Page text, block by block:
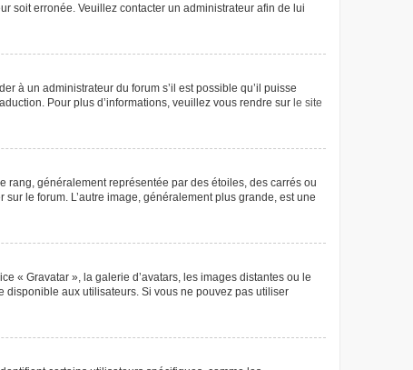
soit erronée. Veuillez contacter un administrateur afin de lui
à un administrateur du forum s’il est possible qu’il puisse
Pour plus d’informations, veuillez vous rendre sur le site
rang, généralement représentée par des étoiles, des carrés ou
le forum. L’autre image, généralement plus grande, est une
« Gravatar », la galerie d’avatars, les images distantes ou le
disponible aux utilisateurs. Si vous ne pouvez pas utiliser